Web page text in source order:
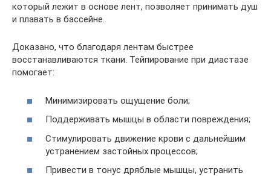
который лежит в основе лент, позволяет принимать душ
и плавать в бассейне.
Доказано, что благодаря лентам быстрее
восстанавливаются ткани. Тейпирование при диастазе
помогает:
Минимизировать ощущение боли;
Поддерживать мышцы в области повреждения;
Стимулировать движение крови с дальнейшим
устранением застойных процессов;
Привести в тонус дряблые мышцы, устранить